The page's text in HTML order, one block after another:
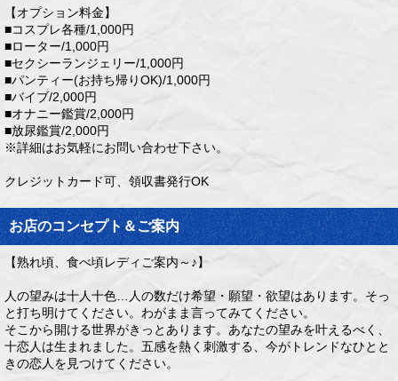
【オプション料金】
■コスプレ各種/1,000円
■ローター/1,000円
■セクシーランジェリー/1,000円
■パンティー(お持ち帰りOK)/1,000円
■バイブ/2,000円
■オナニー鑑賞/2,000円
■放尿鑑賞/2,000円
※詳細はお気軽にお問い合わせ下さい。
クレジットカード可、領収書発行OK
お店のコンセプト＆ご案内
【熟れ頃、食べ頃レディご案内～♪】
人の望みは十人十色…人の数だけ希望・願望・欲望はあります。そっ
と打ち明けてください。わがまま言ってみてください。
そこから開ける世界がきっとあります。あなたの望みを叶えるべく、
十恋人は生まれました。五感を熱く刺激する、今がトレンドなひとと
きの恋人を見つけてください。